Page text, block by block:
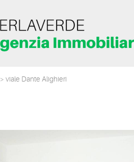
> viale Dante Alighieri